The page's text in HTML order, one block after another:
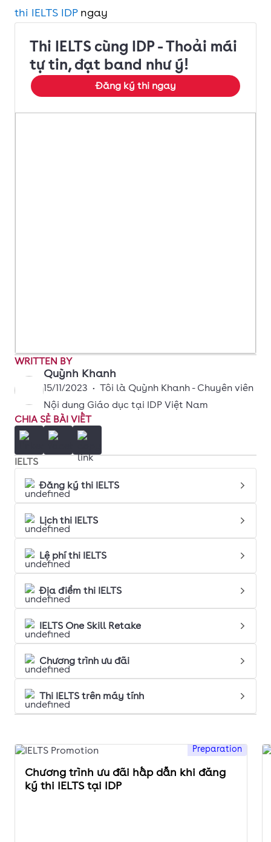
thi IELTS IDPngay
Thi IELTS cùng IDP - Thoải mái
tự tin, đạt band như ý!
Đăng ký thi ngay
WRITTEN BY
Quỳnh Khanh
15/11/2023 • Tôi là Quỳnh Khanh - Chuyên viên
Nội dung Giáo dục tại IDP Việt Nam
CHIA SẺ BÀI VIẾT
IELTS
Đăng ký thi IELTS
Lịch thi IELTS
Lệ phí thi IELTS
Địa điểm thi IELTS
IELTS One Skill Retake
Chương trình ưu đãi
Thi IELTS trên máy tính
Preparation
Chương trình ưu đãi hấp dẫn khi đăng
ký thi IELTS tại IDP